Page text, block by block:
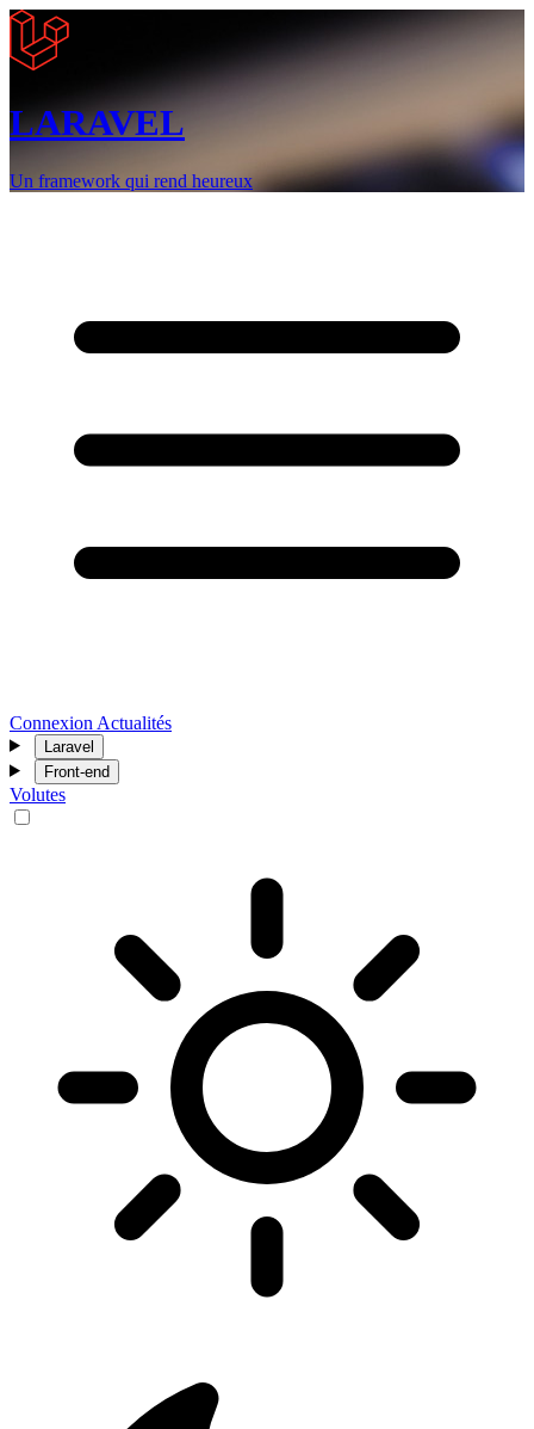
LARAVEL
Un framework qui rend heureux
Connexion Actualités
Laravel
Front-end
Volutes